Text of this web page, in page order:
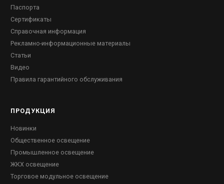
ПРОДУКЦИЯ
Новинки
Общественное освещение
Промышленное освещение
ЖКХ освещение
Торговое модульное освещение
Паспорта
Сертификаты
Справочная информация
Рекламно-информационные материалы
Статьи
Видео
Правила гарантийного обслуживания